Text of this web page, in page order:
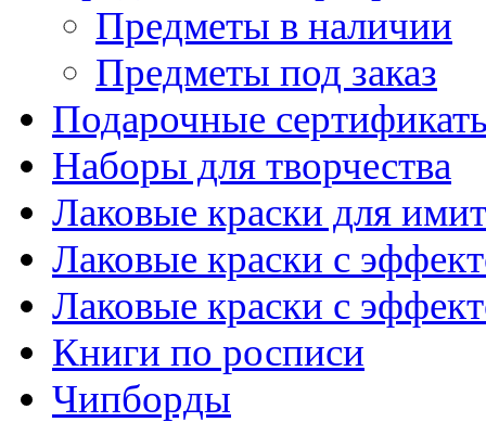
Предметы в наличии
Предметы под заказ
Подарочные
Наборы для творчества
Лаковые краски для
Лаковые краски с
Лаковые краски с
Книги по росписи
Чипборды